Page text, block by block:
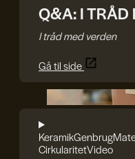
Q&A: I TRÅD
I tråd med verden
Gå til side
KeramikGenbrug
CirkularitetVideo